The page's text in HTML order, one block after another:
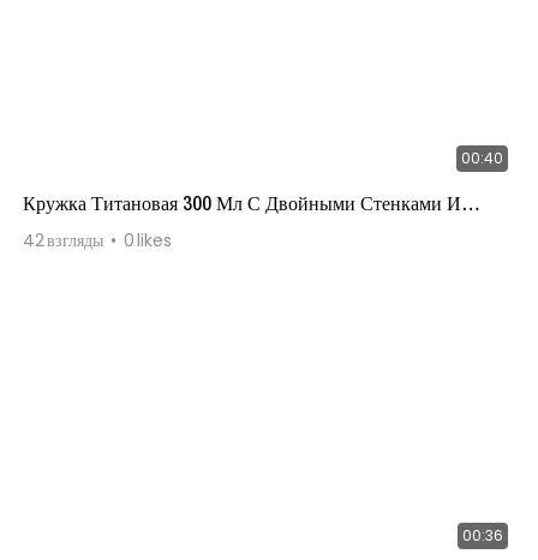
00:40
Кружка Титановая 300 Мл С Двойными Стенками И
Фиксированной Ручкой
42взгляды 0likes
00:36